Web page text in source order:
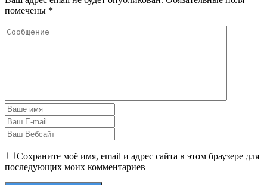
помечены *
Сохраните моё имя, email и адрес сайта в этом браузере для
последующих моих комментариев